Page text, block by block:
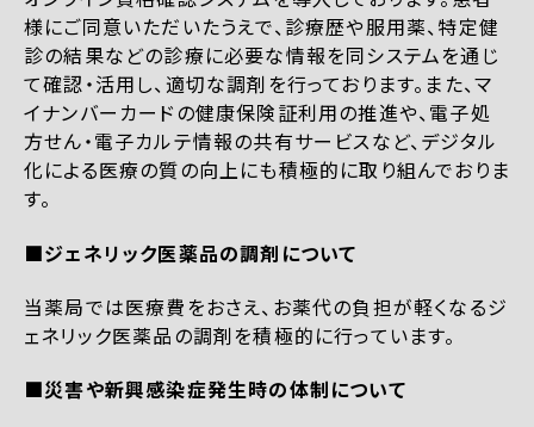
様にご同意いただいたうえで、診療歴や服用薬、特定健
診の結果などの診療に必要な情報を同システムを通じ
て確認・活用し、適切な調剤を行っております。また、マ
イナンバーカードの健康保険証利用の推進や、電子処
方せん・電子カルテ情報の共有サービスなど、デジタル
化による医療の質の向上にも積極的に取り組んでおりま
す。
■ジェネリック医薬品の調剤について
当薬局では医療費をおさえ、お薬代の負担が軽くなるジ
ェネリック医薬品の調剤を積極的に行っています。
■災害や新興感染症発生時の体制について